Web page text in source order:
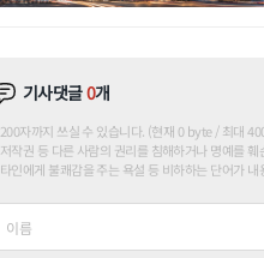
기사댓글0개
200자까지 쓰실 수 있습니다. (현재 0 byte / 최대
저작권 등 다른 사람의 권리를 침해하거나 명예를
타인에게 불쾌감을 주는 욕설 등 비하하는 단어가